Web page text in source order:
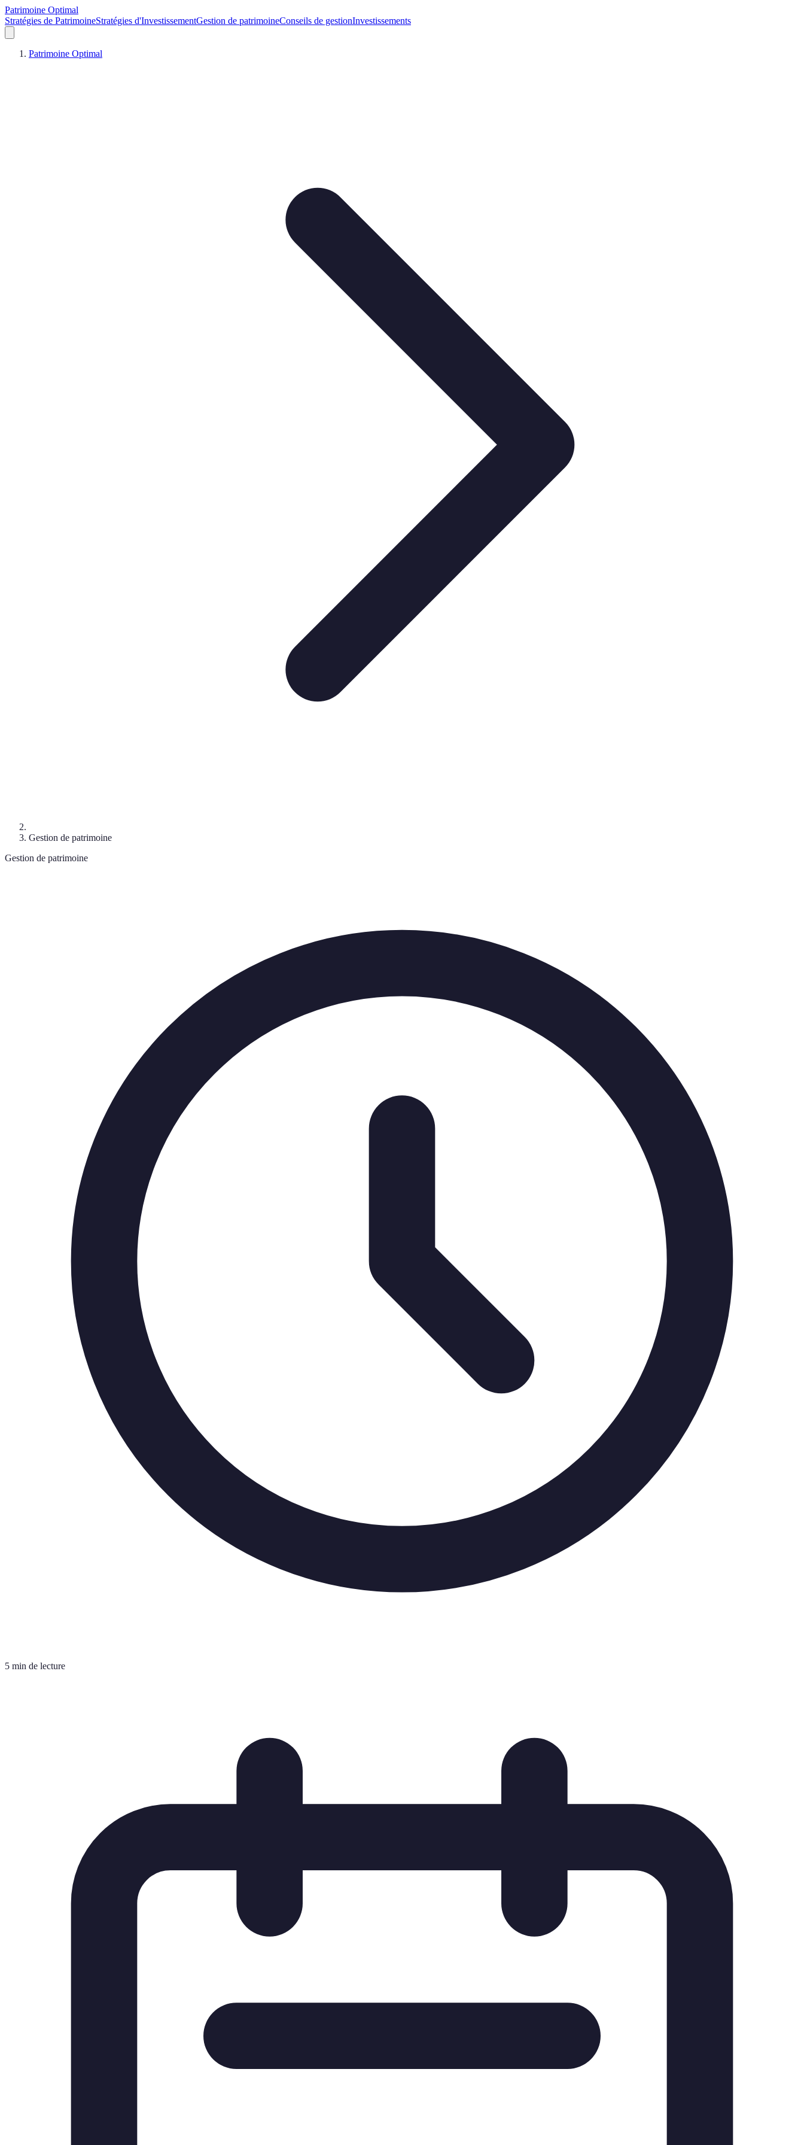
Patrimoine Optimal
Stratégies de PatrimoineStratégies d'InvestissementGestion de patrimoineConseils de gestionInvestissements
Patrimoine Optimal
Gestion de patrimoine
Gestion de patrimoine
5 min de lecture